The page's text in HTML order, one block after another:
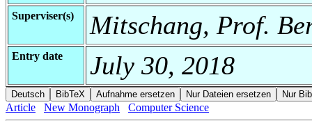
Superviser(s) Mitschang, Prof.
Entry date July 30, 2018
Article New Monograph Computer Science